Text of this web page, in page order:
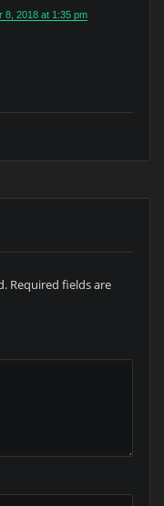
8, 2018 at 1:35 pm
Required fields are